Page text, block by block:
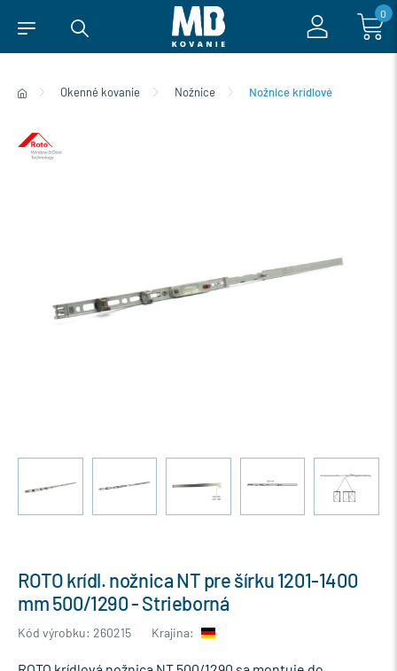
0
Okenné kovanie Nožnice Nožnice krídlové
ROTO krídl. nožnica NT pre šírku 1201-1400
mm 500/1290 - Strieborná
Kód výrobku: 260215 Krajina: